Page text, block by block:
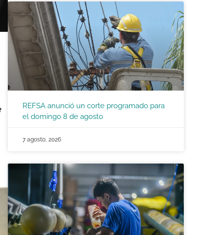
REFSA anunció un corte programado para
el domingo 8 de agosto
7 agosto, 2026